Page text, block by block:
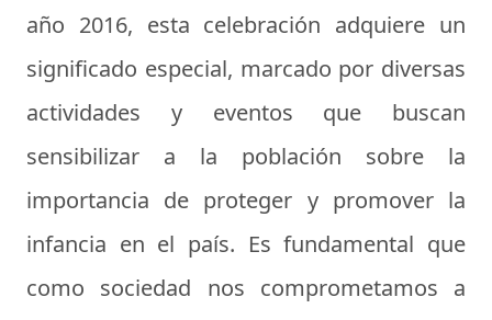
año 2016, esta celebración adquiere un
significado especial, marcado por diversas
actividades y eventos que buscan
sensibilizar a la población sobre la
importancia de proteger y promover la
infancia en el país. Es fundamental que
como sociedad nos comprometamos a